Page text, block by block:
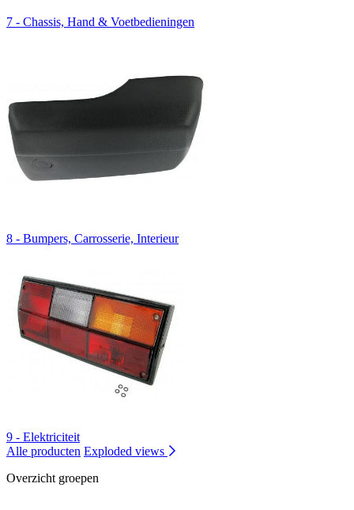
7 - Chassis, Hand & Voetbedieningen
8 - Bumpers, Carrosserie, Interieur
9 - Elektriciteit
Alle producten Exploded views
Overzicht groepen